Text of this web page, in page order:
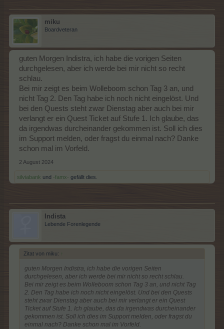
miku
Boardveteran
guten Morgen Indistra, ich habe die vorigen Seiten
durchgelesen, aber ich werde bei mir nicht so recht
schlau.
Bei mir zeigt es beim Wolleboom schon Tag 3 an, und
nicht Tag 2. Den Tag habe ich noch nicht eingelöst. Und
bei den Quests steht zwar Dienstag aber auch bei mir
verlangt er ein Quest Ticket auf Stufe 1. Ich glaube, das
da irgendwas durcheinander gekommen ist. Soll ich dies
im Support melden, oder fragst du einmal nach? Danke
schon mal im Vorfeld.
2 August 2024
silviabank und -famx- gefällt dies.
Indista
Lebende Forenlegende
Zitat von miku: ↑
guten Morgen Indistra, ich habe die vorigen Seiten
durchgelesen, aber ich werde bei mir nicht so recht schlau.
Bei mir zeigt es beim Wolleboom schon Tag 3 an, und nicht Tag
2. Den Tag habe ich noch nicht eingelöst. Und bei den Quests
steht zwar Dienstag aber auch bei mir verlangt er ein Quest
Ticket auf Stufe 1. Ich glaube, das da irgendwas durcheinander
gekommen ist. Soll ich dies im Support melden, oder fragst du
einmal nach? Danke schon mal im Vorfeld.